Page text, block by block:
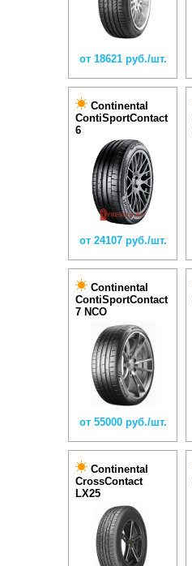
от 18621 руб./шт.
Continental
ContiSportContact
6
от 24107 руб./шт.
Continental
ContiSportContact
7 NCO
от 55000 руб./шт.
Continental
CrossContact
LX25